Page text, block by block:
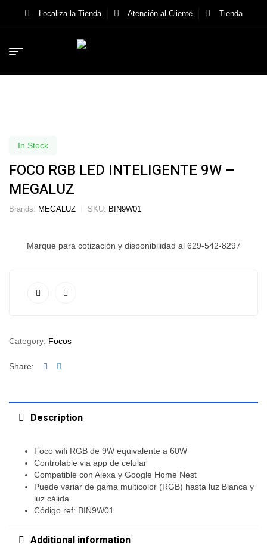
Localiza la Tienda Atención al Cliente Tienda
In Stock
FOCO RGB LED INTELIGENTE 9W –
MEGALUZ
Brands: MEGALUZ SKU: BIN9W01
Marque para cotización y disponibilidad al 629-542-8297
Category: Focos
Share: Facebook
Description
Foco wifi RGB de 9W equivalente a 60W
Controlable via app de celular
Compatible con Alexa y Google Home Nest
Puede variar de gama multicolor (RGB) hasta luz Blanca y
luz cálida
Código ref: BIN9W01
Additional information